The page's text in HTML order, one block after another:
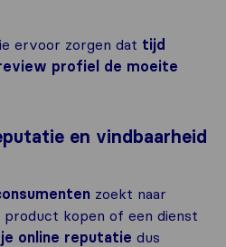
ervoor zorgen dat tijd
profiel de moeite
en vindbaarheid
zoekt naar
product kopen of een dienst
je online reputatie dus